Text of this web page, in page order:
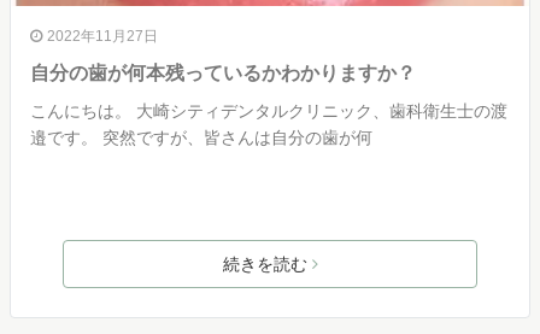
2022年11月27日
自分の歯が何本残っているかわかりますか？
こんにちは。 大崎シティデンタルクリニック、歯科衛生士の渡
邉です。 突然ですが、皆さんは自分の歯が何
続きを読む